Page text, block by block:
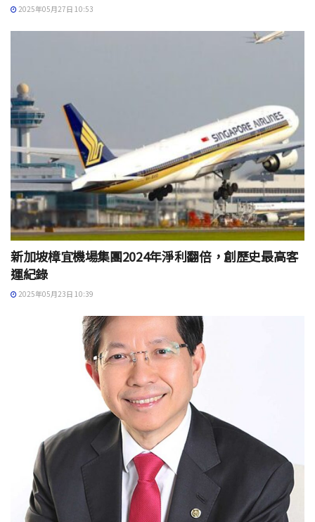
2025年05月27日 10:53
新加坡樟宜機場集團2024年淨利翻倍，創歷史最高客
運紀錄
2025年05月23日 10:39